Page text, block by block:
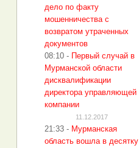
дело по факту
мошенничества с
возвратом утраченных
документов
08:10 - Первый случай в
Мурманской области
дисквалификации
директора управляющей
компании
11.12.2017
21:33 - Мурманская
область вошла в десятку